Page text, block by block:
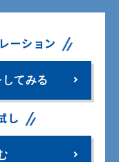
ーション
てみる
し